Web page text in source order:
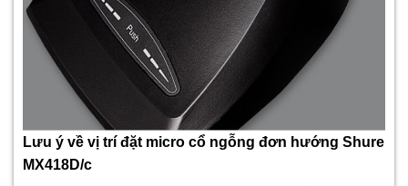
Lưu ý về vị trí đặt micro cổ ngỗng đơn hướng Shure
MX418D/c